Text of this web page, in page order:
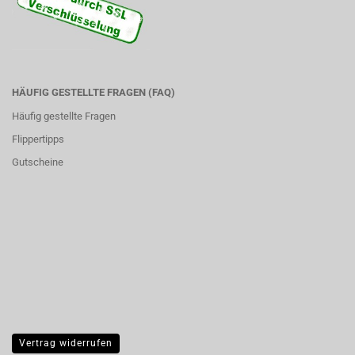
HÄUFIG GESTELLTE FRAGEN (FAQ)
Häufig gestellte Fragen
Flippertipps
Gutscheine
Vertrag widerrufen